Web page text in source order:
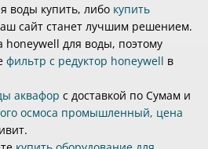
воды купить, либо купить
сайт станет лучшим решением.
для воды, поэтому
фильтр с редуктор honeywell в
аквафор с доставкой по Сумам и
осмоса промышленный, цена